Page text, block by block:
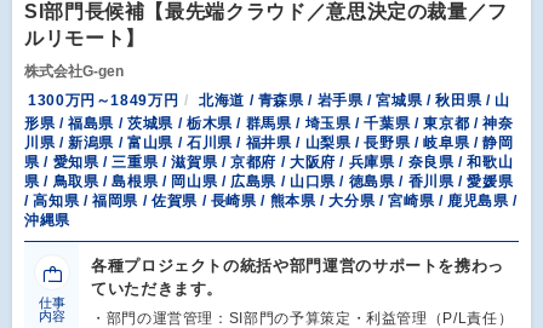
SI部門長候補【最先端クラウド／意思決定の裁量／フ
ルリモート】
株式会社G-gen
1300万円～1849万円
北海道 / 青森県 / 岩手県 / 宮城県 / 秋田県 / 山
形県 / 福島県 / 茨城県 / 栃木県 / 群馬県 / 埼玉県 / 千葉県 / 東京都 / 神奈
川県 / 新潟県 / 富山県 / 石川県 / 福井県 / 山梨県 / 長野県 / 岐阜県 / 静岡
県 / 愛知県 / 三重県 / 滋賀県 / 京都府 / 大阪府 / 兵庫県 / 奈良県 / 和歌山
県 / 鳥取県 / 島根県 / 岡山県 / 広島県 / 山口県 / 徳島県 / 香川県 / 愛媛県
/ 高知県 / 福岡県 / 佐賀県 / 長崎県 / 熊本県 / 大分県 / 宮崎県 / 鹿児島県 /
沖縄県
仕事
内容
各種プロジェクトの統括や部門運営のサポートを携わっ
ていただきます。
・部門の運営管理：SI部門の予算策定・利益管理（P/L責任）